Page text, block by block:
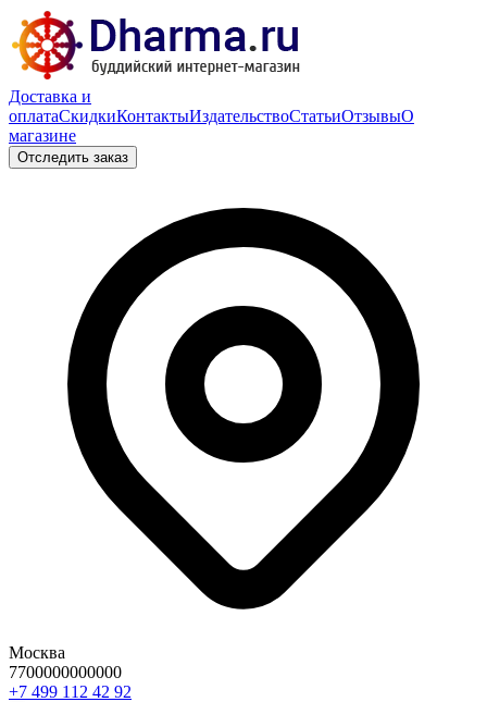
Доставка и
оплатаСкидкиКонтактыИздательствоСтатьиОтзывыО
магазине
Отследить заказ
Москва
7700000000000
29 24 211 994 7+